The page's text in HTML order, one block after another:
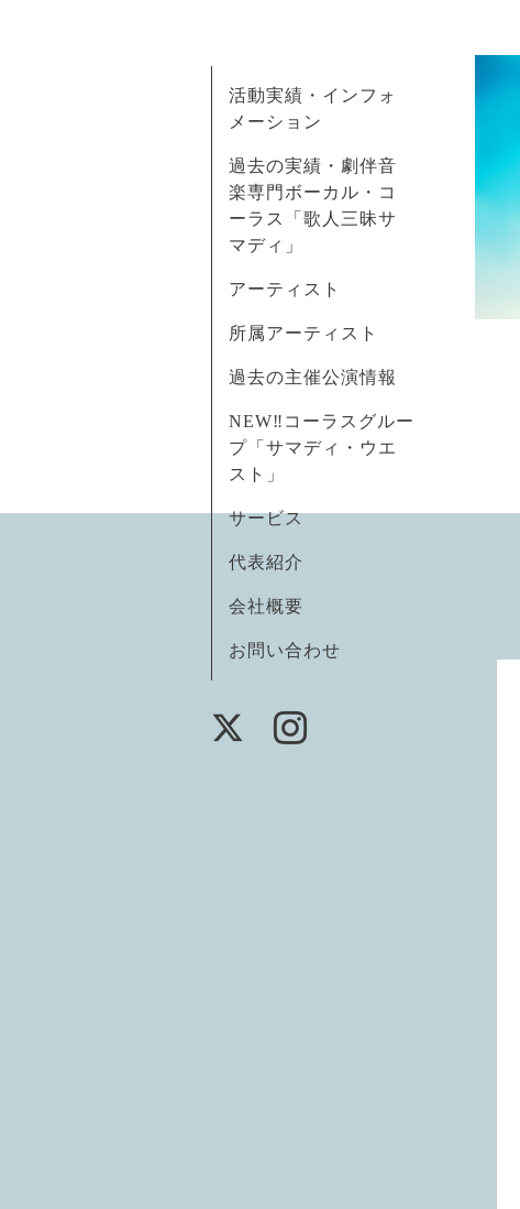
活動実績・インフォ
メーション
過去の実績・劇伴音
楽専門ボーカル・コ
ーラス「歌人三昧サ
マディ」
アーティスト
所属アーティスト
過去の主催公演情報
NEW‼コーラスグルー
プ「サマディ・ウエ
スト」
サービス
代表紹介
会社概要
お問い合わせ